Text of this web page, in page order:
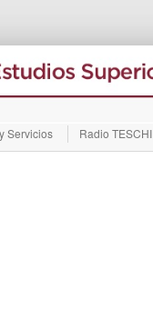
Servicios Radio TESCHI